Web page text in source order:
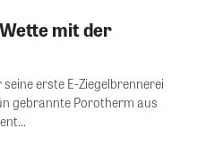
mit der
erste E-Ziegelbrennerei
gebrannte Porotherm aus